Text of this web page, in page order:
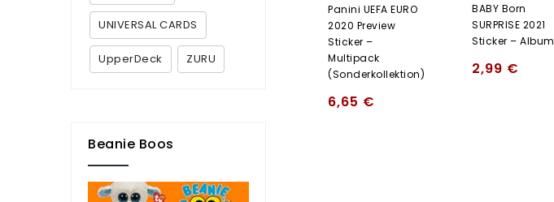
Panini UEFA EURO
2020 Preview
Sticker –
Multipack
(Sonderkollektion)
6,65 €
BABY Born
SURPRISE 2021
Sticker – Album
2,99 €
UNIVERSAL CARDS
UpperDeck ZURU
Beanie Boos